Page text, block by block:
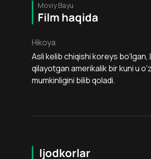
Moviy Bayu
Film haqida
Hikoya
Asli kelib chiqishi koreys
qilayotgan amerikalik bir kuni u
mumkinligini bilib qoladi.
Ijodkorlar